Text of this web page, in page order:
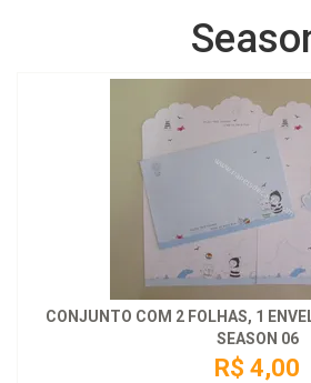
CONJUNTO COM 2 FOLHAS, 1
SEASON 06
R$ 4,00